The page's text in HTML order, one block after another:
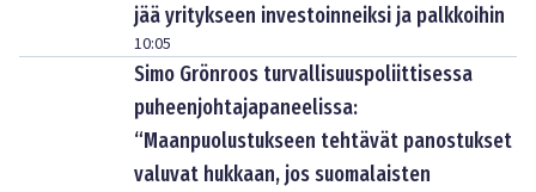
jää yritykseen investoinneiksi ja palkkoihin
10:05
Simo Grönroos turvallisuuspoliittisessa
puheenjohtajapaneelissa:
“Maanpuolustukseen tehtävät panostukset
valuvat hukkaan, jos suomalaisten